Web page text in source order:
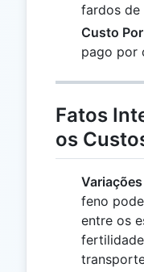
fardos de
Custo
pago por
Fatos
os
feno
entre os